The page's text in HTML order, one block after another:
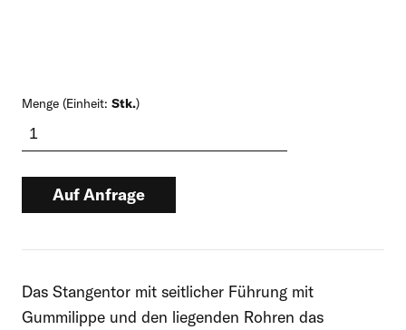
Menge (Einheit: Stk.)
Auf Anfrage
Nehmen Sie bitte mit uns Kontakt auf,
um den Preis und die Lieferbedingungen
Das Stangentor mit seitlicher Führung mit
Gummilippe und den liegenden Rohren das